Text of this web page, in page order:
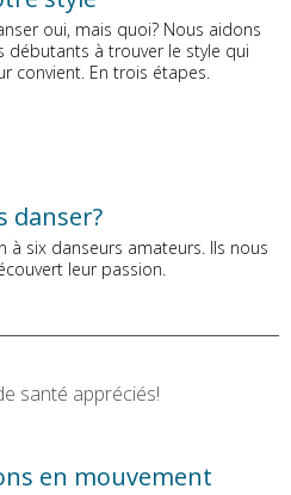
oui, mais quoi? Nous aidons
débutants à trouver le style qui
convient. En trois étapes.
danser?
à six danseurs amateurs. Ils nous
leur passion.
santé appréciés!
en mouvement